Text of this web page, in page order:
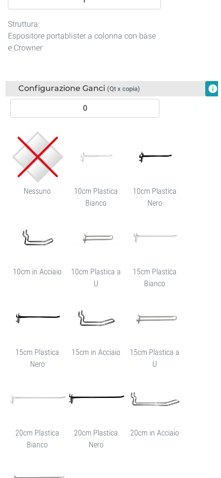
Struttura:
Espositore portablister a colonna con base
e Crowner
Configurazione Ganci (Qt x copia) info
Nessuno
10cm Plastica
Bianco
10cm Plastica
Nero
10cm in Acciaio
10cm Plastica a
U
15cm Plastica
Bianco
15cm Plastica
Nero
15cm in Acciaio
15cm Plastica a
U
20cm Plastica
Bianco
20cm Plastica
Nero
20cm in Acciaio